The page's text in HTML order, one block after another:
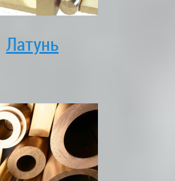
Латунь